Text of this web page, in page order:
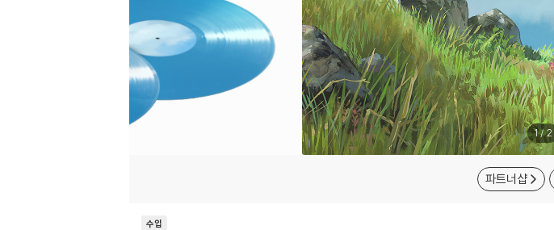
1/2
파트너샵
수입